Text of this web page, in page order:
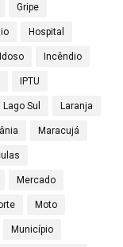
Gripe
Hospital
Idoso Incêndio
IPTU
Lago Sul Laranja
Maracujá
Mercado
Moto
Município